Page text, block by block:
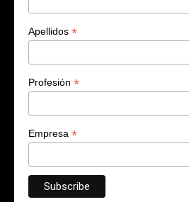
Apellidos *
Profesión *
Empresa *